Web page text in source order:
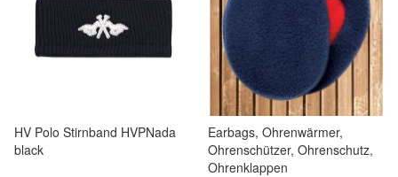
HV Polo Stirnband HVPNada
black
Earbags, Ohrenwärmer,
Ohrenschützer, Ohrenschutz,
Ohrenklappen